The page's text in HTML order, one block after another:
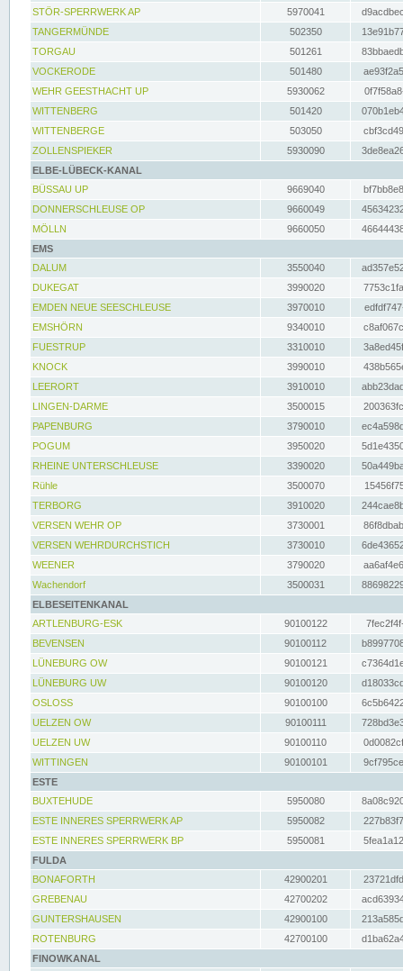
STÖR-SPERRWERK AP 5970041
TANGERMÜNDE
502350
TORGAU
501261
VOCKERODE
501480
WEHR GEESTHACHT UP
5930062
WITTENBERG
501420
WITTENBERGE
503050
ZOLLENSPIEKER
5930090
ELBE-LÜBECK-KANAL
BÜSSAU UP
9669040
DONNERSCHLEUSE OP
9660049
MÖLLN
9660050
EMS
DALUM
3550040
DUKEGAT
3990020
EMDEN NEUE SEESCHLEUSE
3970010
EMSHÖRN
9340010
FUESTRUP
3310010
KNOCK
3990010
LEERORT
3910010
LINGEN-DARME
3500015
PAPENBURG
3790010
POGUM
3950020
RHEINE UNTERSCHLEUSE
3390020
Rühle
3500070
TERBORG
3910020
VERSEN WEHR OP
3730001
VERSEN WEHRDURCHSTICH
3730010
WEENER
3790020
Wachendorf
3500031
ELBESEITENKANAL
ARTLENBURG-ESK
90100122
BEVENSEN
90100112
LÜNEBURG OW
90100121
LÜNEBURG UW
90100120
OSLOSS
90100100
UELZEN OW
90100111
UELZEN UW
90100110
WITTINGEN
90100101
ESTE
BUXTEHUDE
5950080
ESTE INNERES SPERRWERK AP
5950082
ESTE INNERES SPERRWERK BP
5950081
FULDA
BONAFORTH
42900201
GREBENAU
42700202
GUNTERSHAUSEN
42900100
ROTENBURG
42700100
FINOWKANAL